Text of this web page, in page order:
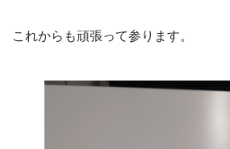
これからも頑張って参ります。